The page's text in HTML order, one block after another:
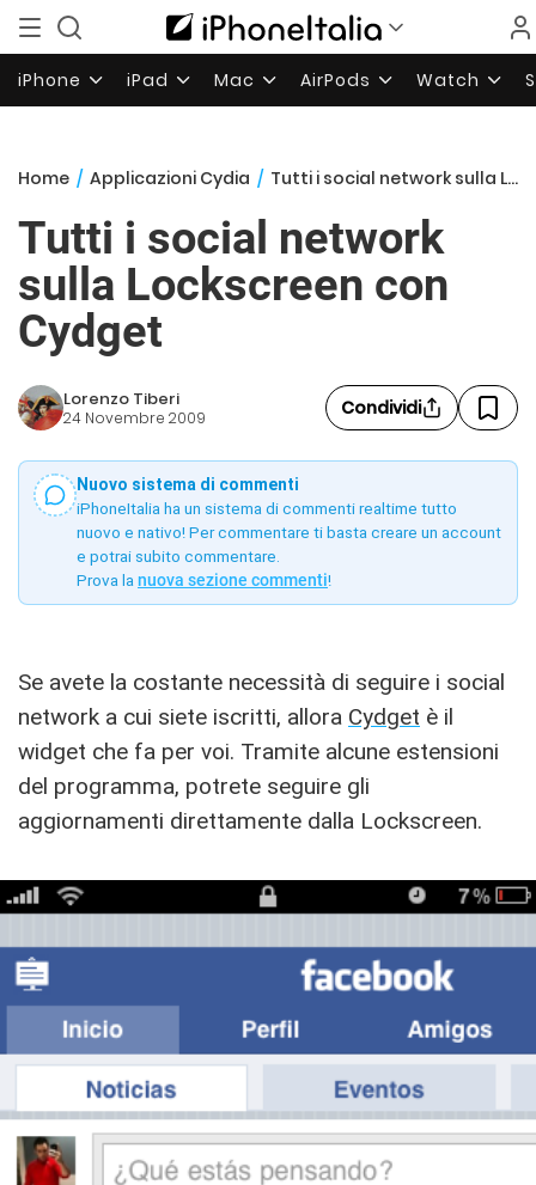
iPhone iPad Mac AirPods Watch
Home / Applicazioni Cydia / Tutti i social network sulla Lockscreen con Cydget
Tutti i social network
sulla Lockscreen con
Cydget
Lorenzo Tiberi
24 Novembre 2009 Condividi
Nuovo sistema di commenti
iPhoneItalia ha un sistema di commenti realtime tutto
nuovo e nativo! Per commentare ti basta creare un account
e potrai subito commentare.
Prova la nuova sezione commenti!
Se avete la costante necessità di seguire i social
network a cui siete iscritti, allora Cydget è il
widget che fa per voi. Tramite alcune estensioni
del programma, potrete seguire gli
aggiornamenti direttamente dalla Lockscreen.